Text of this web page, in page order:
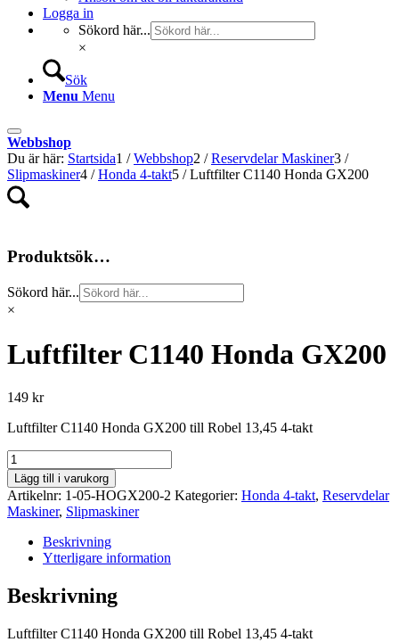
Logga in
Sökord här...
×
Sök
Menu Menu
Webbshop
Du är här: Startsida1 / Webbshop2 / Reservdelar Maskiner3 /
Slipmaskiner4 / Honda 4-takt5 / Luftfilter C1140 Honda GX200
Produktsök…
Sökord här...
×
Luftfilter C1140 Honda GX200
149 kr
Luftfilter C1140 Honda GX200 till Robel 13,45 4-takt
Luftfilter
C1140
Honda
GX200
mängd
Lägg till i varukorg
Artikelnr: 1-05-HOGX200-2 Kategorier: Honda 4-takt, Reservdelar
Maskiner, Slipmaskiner
Beskrivning
Ytterligare information
Beskrivning
Luftfilter C1140 Honda GX200 till Robel 13,45 4-takt